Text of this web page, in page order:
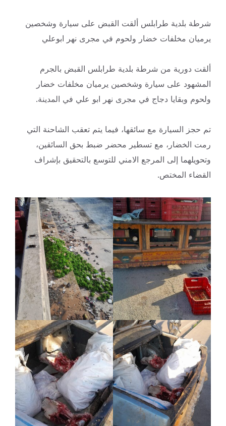
شرطة بلدية طرابلس ألقت القبض على سيارة وشخصين
يرميان مخلفات خضار ولحوم في مجرى نهر ابوعلي
ألقت دورية من شرطة بلدية طرابلس القبض بالجرم
المشهود على سيارة وشخصين يرميان مخلفات خضار
ولحوم وبقايا دجاج في مجرى نهر ابو علي في المدينة.
تم حجز السيارة مع سائقها، فيما يتم تعقب الشاحنة التي
رمت الخضار، مع تسطير محضر ضبط بحق السائقين،
وتحويلهما إلى المرجع الامني للتوسع بالتحقيق بإشراف
القضاء المختص.